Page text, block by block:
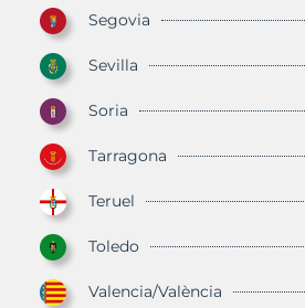
Segovia
Sevilla
Soria
Tarragona
Teruel
Toledo
Valencia/València